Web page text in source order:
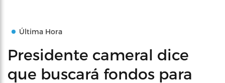
Última Hora
Presidente cameral dice
que buscará fondos para